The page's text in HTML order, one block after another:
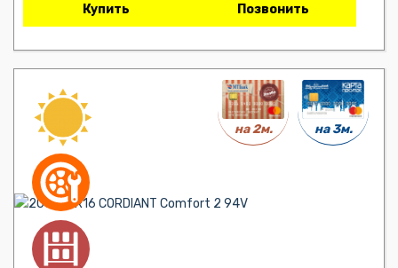
Купить Позвонить
на 2м. на 3м.